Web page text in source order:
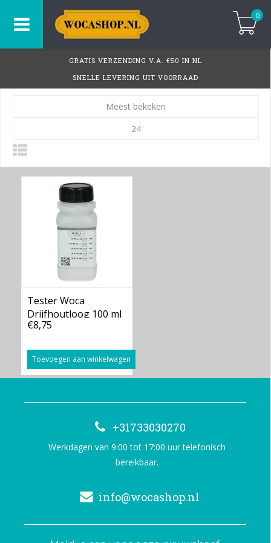
0
GRATIS VERZENDING V.A. €50 IN NL
SNELLE LEVERING UIT VOORRAAD
Meest bekeken
24
Tester Woca
Drijfhoutloog 100 ml
€8,75
Toevoegen aan winkelwagen
+31733030270
Werkdagen van 9:00 tot 17:00 uur telefonisch
bereikbaar.
info@wocashop.nl